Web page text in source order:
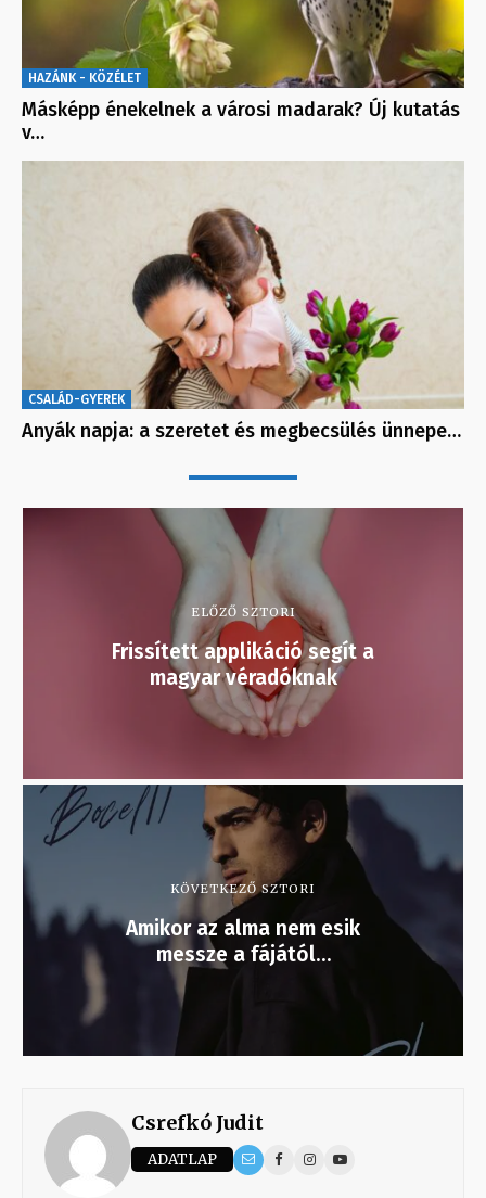
HAZÁNK - KÖZÉLET
Másképp énekelnek a városi madarak? Új kutatás
v…
CSALÁD-GYEREK
Anyák napja: a szeretet és megbecsülés ünnepe…
ELŐZŐ SZTORI
Frissített applikáció segít a
magyar véradóknak
KÖVETKEZŐ SZTORI
Amikor az alma nem esik
messze a fájától…
Csrefkó Judit
ADATLAP